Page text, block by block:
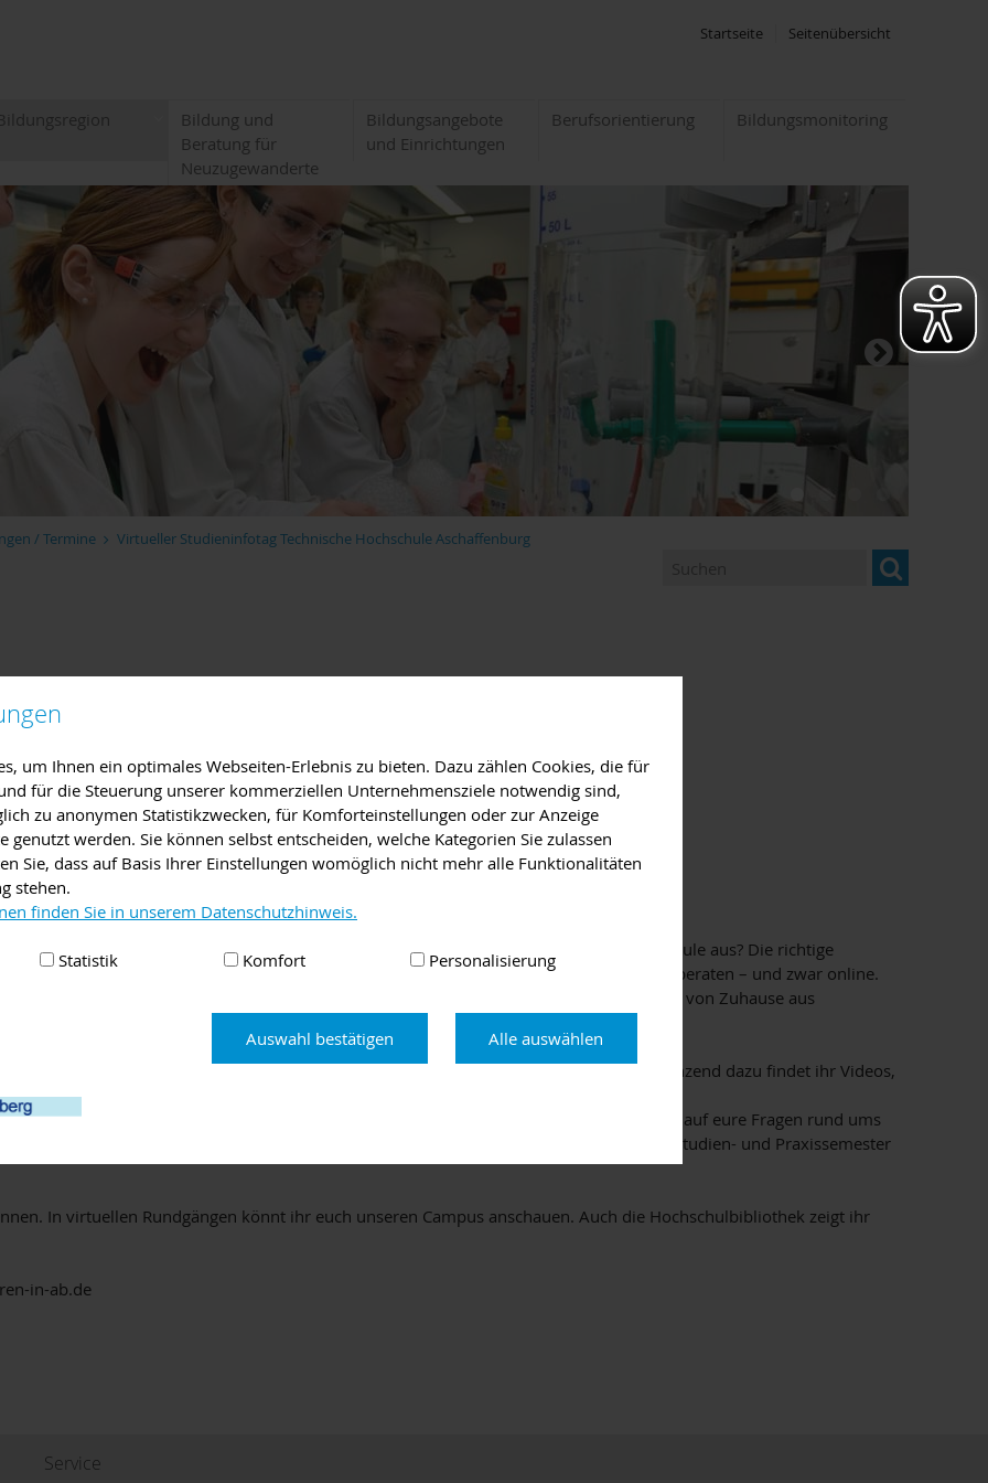
um Ihnen ein optimales Webseiten-Erlebnis zu bieten. Dazu zählen Cookies, die für
für die Steuerung unserer kommerziellen Unternehmensziele notwendig sind,
zu anonymen Statistikzwecken, für Komforteinstellungen oder zur Anzeige
genutzt werden. Sie können selbst entscheiden, welche Kategorien Sie zulassen
Sie, dass auf Basis Ihrer Einstellungen womöglich nicht mehr alle Funktionalitäten
stehen.
finden Sie in unserem Datenschutzhinweis.
Statistik Komfort Personalisierung
Auswahl bestätigen Alle auswählen
Startseite Seitenübersicht
Bildung und
Beratung für
Neuzugewanderte
Bildungsangebote
und Einrichtungen
Berufsorientierung Bildungsmonitoring
/ Termine Virtueller Studieninfotag Technische Hochschule Aschaffenburg
Uhr
virtuelle Einblicke auf www.studieren-in-ab.de
,Messe, Markt,Tag der offenen Tür,Beratung,Ausflug, Führung, Besichtigung
Studiengang ist der richtige für mich und was macht die TH Aschaffenburg als Hochschule aus? Die richtige
aktuell wohl schwieriger denn je. Deshalb werden wir euch umfassend und persönlich beraten – und zwar online.
in diesem Jahr ausschließlich virtuell statt. So könnt ihr euch einfach ganz bequem von Zuhause aus
sowie Wirtschaft und Recht stellen das vielfältige Studienangebot der TH AB vor. Ergänzend dazu findet ihr Videos,
auf unserer Website.
mit Studierenden, Profs und allen Service-Einrichtungen der Hochschule Antworten auf eure Fragen rund ums
das Duale Studium, das Fach- und Fremdsprachenangebot oder ein Studien- und Praxissemester
In virtuellen Rundgängen könnt ihr euch unseren Campus anschauen. Auch die Hochschulbibliothek zeigt ihr
in-ab.de
Service